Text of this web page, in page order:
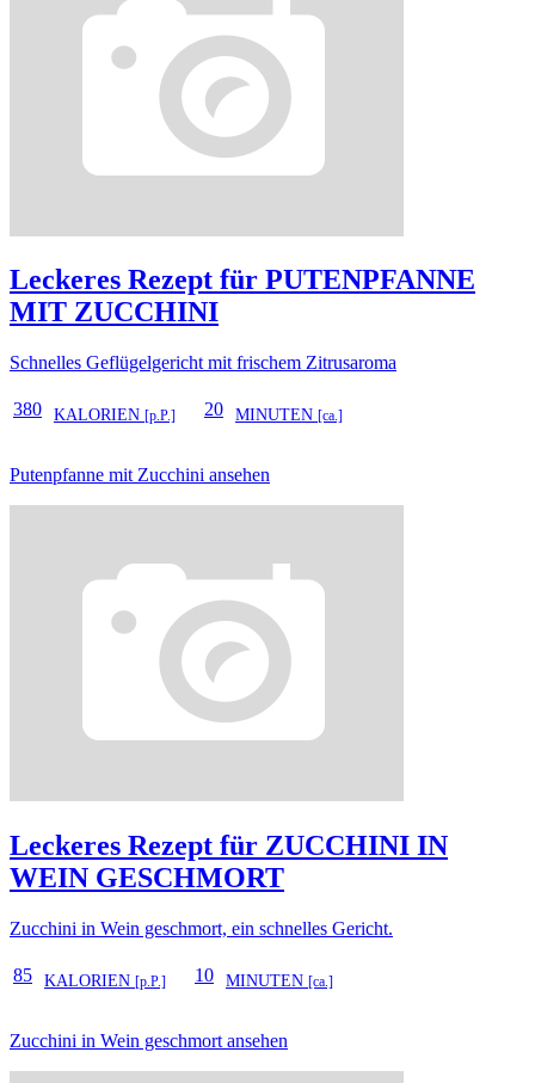
Leckeres Rezept für PUTENPFANNE
MIT ZUCCHINI
Schnelles Geflügelgericht mit frischem Zitrusaroma
380 KALORIEN [p.P.] 20 MINUTEN [ca.]
Putenpfanne mit Zucchini ansehen
Leckeres Rezept für ZUCCHINI IN
WEIN GESCHMORT
Zucchini in Wein geschmort, ein schnelles Gericht.
85 KALORIEN [p.P.] 10 MINUTEN [ca.]
Zucchini in Wein geschmort ansehen